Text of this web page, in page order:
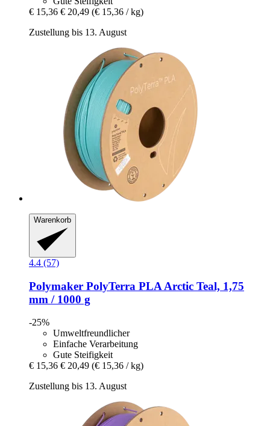
€ 15,36 € 20,49 (€ 15,36 / kg)
Zustellung bis 13. August
Warenkorb
4.4 (57)
Polymaker PolyTerra PLA Arctic Teal, 1,75
mm / 1000 g
-25%
Umweltfreundlicher
Einfache Verarbeitung
Gute Steifigkeit
€ 15,36 € 20,49 (€ 15,36 / kg)
Zustellung bis 13. August